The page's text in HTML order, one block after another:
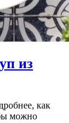
из
как
можно